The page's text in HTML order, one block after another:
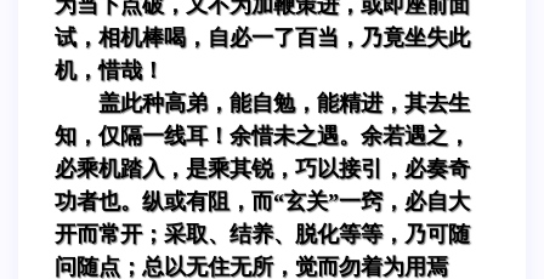
试，相机棒喝，自必一了百当，乃竟坐失此
机，惜哉！
盖此种高弟，能自勉，能精进，其去生
知，仅隔一线耳！余惜未之遇。余若遇之，
必乘机踏入，是乘其锐，巧以接引，必奏奇
功者也。纵或有阻，而“玄关”一窍，必自大
开而常开；采取、结养、脱化等等，乃可随
问随点；总以无住无所，觉而勿着为用焉